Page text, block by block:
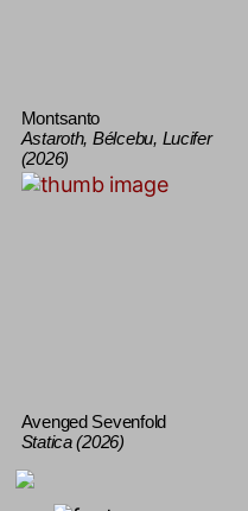
Montsanto
Astaroth, Bélcebu, Lucifer
(2026)
Avenged Sevenfold
Statica (2026)